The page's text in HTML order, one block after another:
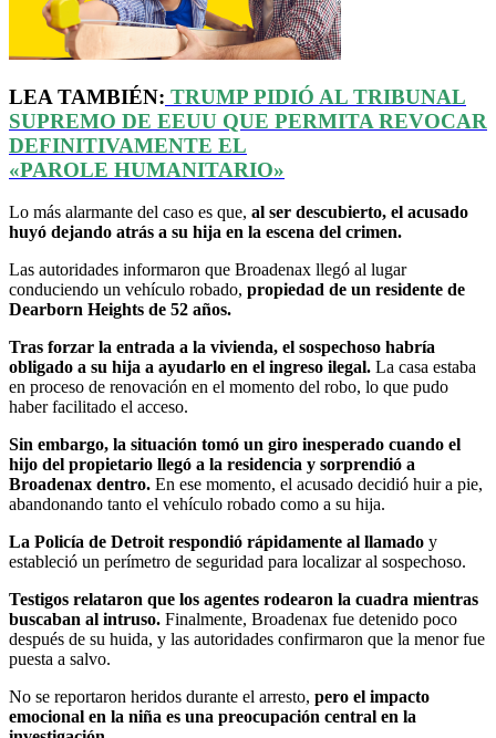
LEA TAMBIÉN: TRUMP PIDIÓ AL TRIBUNAL
SUPREMO DE EEUU QUE PERMITA REVOCAR
DEFINITIVAMENTE EL
«PAROLE HUMANITARIO»
Lo más alarmante del caso es que, al ser descubierto, el acusado
huyó dejando atrás a su hija en la escena del crimen.
Las autoridades informaron que Broadenax llegó al lugar
conduciendo un vehículo robado, propiedad de un residente de
Dearborn Heights de 52 años.
Tras forzar la entrada a la vivienda, el sospechoso habría
obligado a su hija a ayudarlo en el ingreso ilegal. La casa estaba
en proceso de renovación en el momento del robo, lo que pudo
haber facilitado el acceso.
Sin embargo, la situación tomó un giro inesperado cuando el
hijo del propietario llegó a la residencia y sorprendió a
Broadenax dentro. En ese momento, el acusado decidió huir a pie,
abandonando tanto el vehículo robado como a su hija.
La Policía de Detroit respondió rápidamente al llamado y
estableció un perímetro de seguridad para localizar al sospechoso.
Testigos relataron que los agentes rodearon la cuadra mientras
buscaban al intruso. Finalmente, Broadenax fue detenido poco
después de su huida, y las autoridades confirmaron que la menor fue
puesta a salvo.
No se reportaron heridos durante el arresto, pero el impacto
emocional en la niña es una preocupación central en la